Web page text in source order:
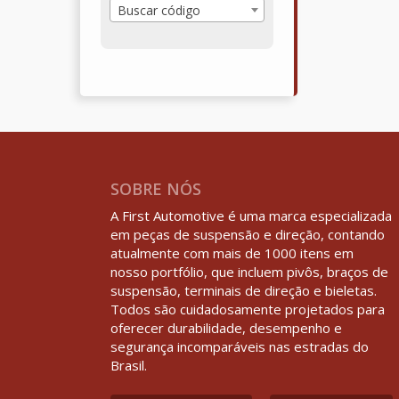
Buscar código
SOBRE NÓS
A First Automotive é uma marca especializada
em peças de suspensão e direção, contando
atualmente com mais de 1000 itens em
nosso portfólio, que incluem pivôs, braços de
suspensão, terminais de direção e bieletas.
Todos são cuidadosamente projetados para
oferecer durabilidade, desempenho e
segurança incomparáveis nas estradas do
Brasil.